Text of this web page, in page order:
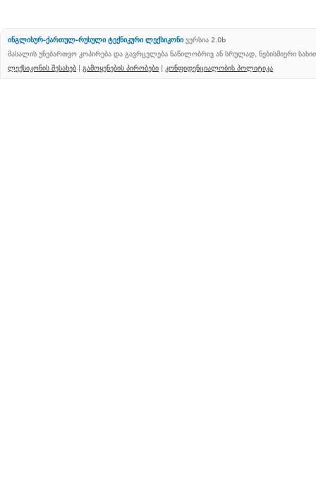
ინგლისურ-ქართულ-რუსული ტექნიკური ლექსიკონი ვერსია 2.0b
მასალის უნებართვო კოპირება და გავრცელება ნაწილობრივ ან სრულად, ნებისმიერი
ლექსიკონის შესახებ | გამოყენების პირობები | კონფიდენციალობის პოლიტიკა